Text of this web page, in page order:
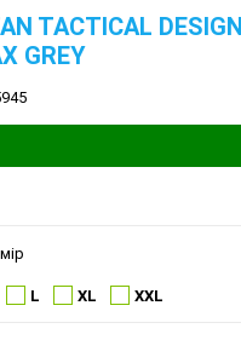
TACTICAL
GREY
L XL XXL